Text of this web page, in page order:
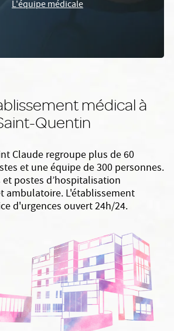
L'équipe médicale
médical à
Quentin
Claude regroupe plus de 60
et une équipe de 300 personnes.
postes d’hospitalisation
ambulatoire. L'établissement
d'urgences ouvert 24h/24.